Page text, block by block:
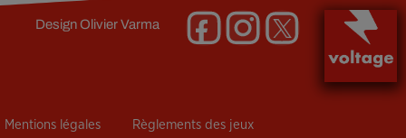
DesignOlivier Varma
Mentions légales Règlements des jeux